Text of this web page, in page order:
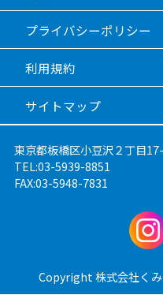
プライバシーポリシー
利用規約
サイトマップ
東京都板橋区小豆沢２丁目
TEL:03-5939-8851
FAX:03-5948-7831
Copyright 株式会社く